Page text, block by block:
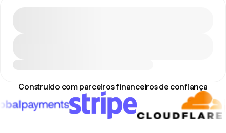
Construído com parceiros financeiros de confiança